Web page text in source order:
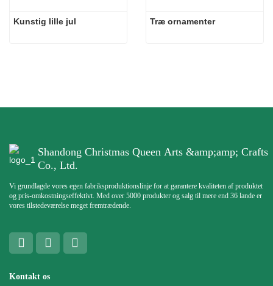
Kunstig lille jul Træ ornamenter
Shandong Christmas Queen Arts &amp;amp; Crafts
Co., Ltd.
Vi grundlagde vores egen fabriksproduktionslinje for at garantere kvaliteten af ​​produktet
og pris-omkostningseffektivt. Med over 5000 produkter og salg til mere end 36 lande er
vores tilstedeværelse meget fremtrædende.
Kontakt os